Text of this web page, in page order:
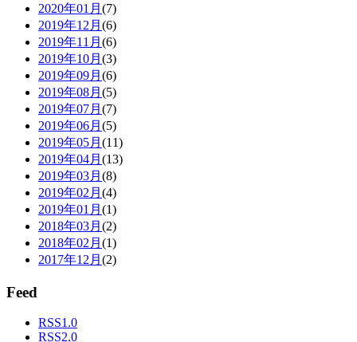
2020年01月 (7)
2019年12月 (6)
2019年11月 (6)
2019年10月 (3)
2019年09月 (6)
2019年08月 (5)
2019年07月 (7)
2019年06月 (5)
2019年05月 (11)
2019年04月 (13)
2019年03月 (8)
2019年02月 (4)
2019年01月 (1)
2018年03月 (2)
2018年02月 (1)
2017年12月 (2)
Feed
RSS1.0
RSS2.0